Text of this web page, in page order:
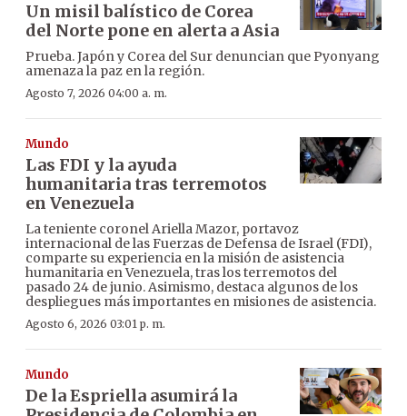
Un misil balístico de Corea
del Norte pone en alerta a Asia
Prueba. Japón y Corea del Sur denuncian que Pyonyang
amenaza la paz en la región.
Agosto 7, 2026 04:00 a. m.
Mundo
Las FDI y la ayuda
humanitaria tras terremotos
en Venezuela
La teniente coronel Ariella Mazor, portavoz
internacional de las Fuerzas de Defensa de Israel (FDI),
comparte su experiencia en la misión de asistencia
humanitaria en Venezuela, tras los terremotos del
pasado 24 de junio. Asimismo, destaca algunos de los
despliegues más importantes en misiones de asistencia.
Agosto 6, 2026 03:01 p. m.
Mundo
De la Espriella asumirá la